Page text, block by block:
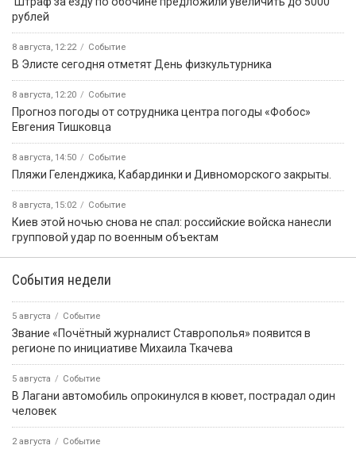
рублей
8 августа, 12:22 Событие
В Элисте сегодня отметят День физкультурника
8 августа, 12:20 Событие
Прогноз погоды от сотрудника центра погоды «Фобос»
Евгения Тишковца
8 августа, 14:50 Событие
️Пляжи Геленджика, Кабардинки и Дивноморского закрыты.
8 августа, 15:02 Событие
Киев этой ночью снова не спал: российские войска нанесли
групповой удар по военным объектам
События недели
5 августа Событие
Звание «Почётный журналист Ставрополья» появится в
регионе по инициативе Михаила Ткачева
5 августа Событие
В Лагани автомобиль опрокинулся в кювет, пострадал один
человек
2 августа Событие